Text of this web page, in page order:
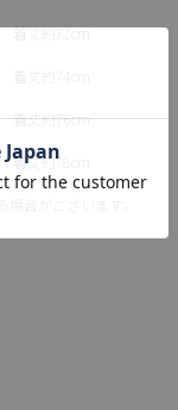
着丈約72cm
丈約74cm
着丈約76cm
丈約78cm
合がございます。